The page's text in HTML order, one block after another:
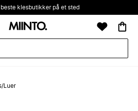
beste klesbutikker på et sted
/ Luer